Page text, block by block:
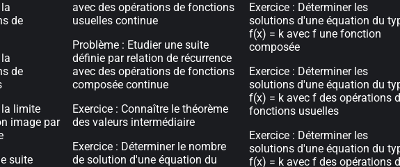
de
de
la limite
image par
suite
avec des opérations de fonctions
usuelles continue
Problème : Etudier une suite
définie par relation de récurrence
avec des opérations de fonctions
composée continue
Exercice : Connaître le théorème
des valeurs intermédiaire
Exercice : Déterminer le nombre
de solution d'une équation du
Exercice : Déterminer les
solutions d'une équation du
f(x) = k avec f une fonction
composée
Exercice : Déterminer les
solutions d'une équation du
f(x) = k avec f des opérations
fonctions usuelles
Exercice : Déterminer les
solutions d'une équation du
f(x) = k avec f des opérations